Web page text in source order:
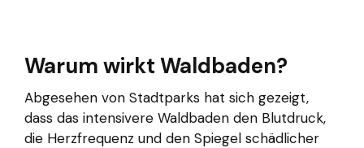
Warum wirkt Waldbaden?
Abgesehen von Stadtparks hat sich gezeigt,
dass das intensivere Waldbaden den Blutdruck,
die Herzfrequenz und den Spiegel schädlicher